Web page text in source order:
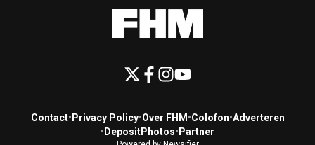
Contact• Privacy Policy•Over FHM •Colofon•Adverteren
• DepositPhotos• Partner